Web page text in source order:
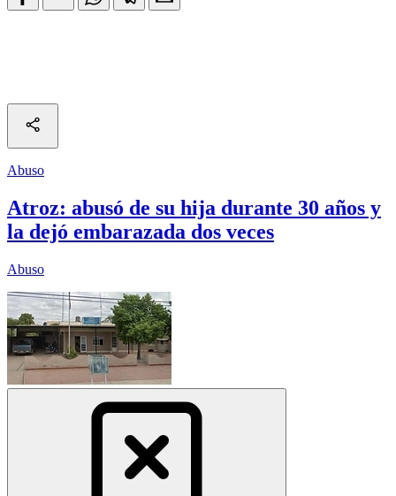
Abuso
Atroz: abusó de su hija durante 30 años y
la dejó embarazada dos veces
Abuso